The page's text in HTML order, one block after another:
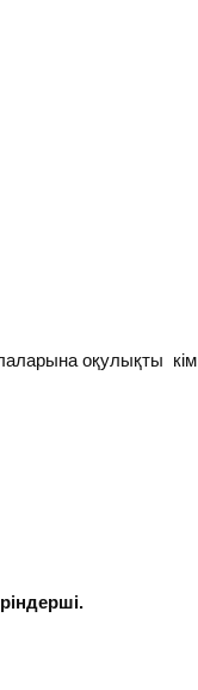
оқулықты кім